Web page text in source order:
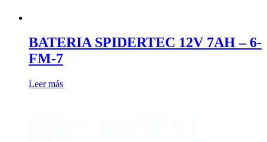
BATERIA SPIDERTEC 12V 7AH – 6-
FM-7
Leer más